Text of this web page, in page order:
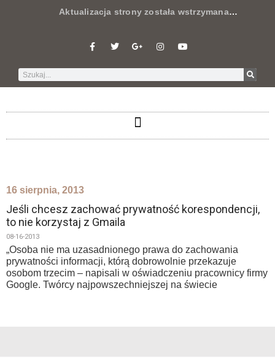
Aktualizacja strony została wstrzymana…
16 sierpnia, 2013
Jeśli chcesz zachować prywatność korespondencji,
to nie korzystaj z Gmaila
08-16-2013
„Osoba nie ma uzasadnionego prawa do zachowania
prywatności informacji, którą dobrowolnie przekazuje
osobom trzecim – napisali w oświadczeniu pracownicy firmy
Google. Twórcy najpowszechniejszej na świecie